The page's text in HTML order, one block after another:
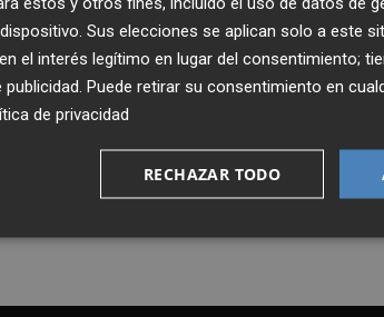
toda la actualidad de
Podcast en tu correo
Sus elecciones se aplican solo a este
el interés legítimo en lugar del consentimiento;
publicidad . Puede retirar su consentimiento en
de privacidad
RECHAZAR TODO